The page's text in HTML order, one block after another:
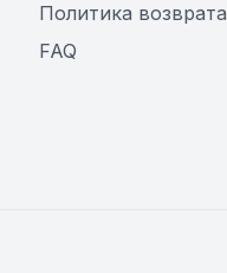
Политика возврата
FAQ